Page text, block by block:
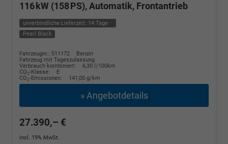
116 kW (158 PS), Automatik, Frontantrieb
unverbindliche Lieferzeit: 14 Tage
Pearl Black
Fahrzeugnr.: 511172
Benzin
Fahrzeug mit Tageszulassung
Verbrauch kombiniert:
6,30 l/100km
CO2-Klasse:
E
CO2-Emissionen: 141,00 g/km
» Angebotdetails
27.390,– €
incl. 19% MwSt.